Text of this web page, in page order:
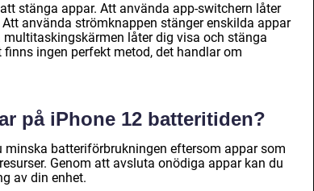
stänga appar. Att använda app-switchern låter
använda strömknappen stänger enskilda appar
låter dig visa och stänga
ingen perfekt metod, det handlar om
på iPhone 12 batteritiden?
batteriförbrukningen eftersom appar som
Genom att avsluta onödiga appar kan du
av din enhet.